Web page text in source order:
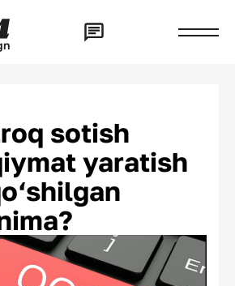
n
sotish
yaratish